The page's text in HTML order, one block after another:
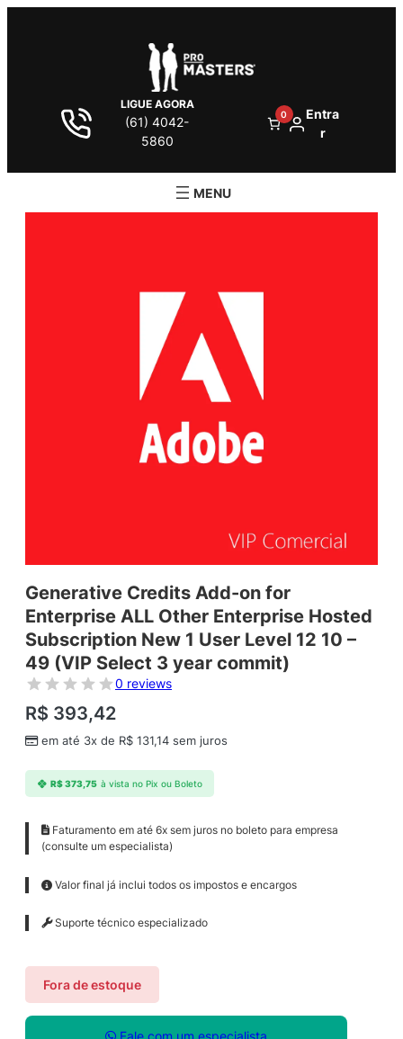
LIGUE AGORA
(61) 4042-
5860
0
Entra
r
Generative Credits Add-on for
Enterprise ALL Other Enterprise Hosted
Subscription New 1 User Level 12 10 –
49 (VIP Select 3 year commit)
0 reviews
R$ 393,42
em até 3x de R$ 131,14 sem juros
R$373,75 à vista no Pix ou Boleto
Faturamento em até 6x sem juros no boleto para empresa
(consulte um especialista)
Valor final já inclui todos os impostos e encargos
Suporte técnico especializado
Fora de estoque
Fale com um especialista